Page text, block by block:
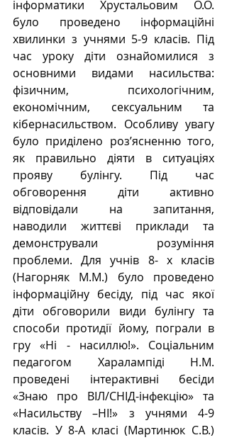
інформатики Хрустальовим О.О.
було проведено інформаційні
хвилинки з учнями 5-9 класів. Під
час уроку діти ознайомилися з
основними видами насильства:
фізичним, психологічним,
економічним, сексуальним та
кібернасильством. Особливу увагу
було приділено роз’ясненню того,
як правильно діяти в ситуаціях
прояву булінгу. Під час
обговорення діти активно
відповідали на запитання,
наводили життєві приклади та
демонстрували розуміння
проблеми. Для учнів 8- х класів
(Нагорняк М.М.) було проведено
інформаційну бесіду, під час якої
діти обговорили види булінгу та
способи протидії йому, пограли в
гру «Ні - насиллю!». Соціальним
педагогом Харалампіді Н.М.
проведені інтерактивні бесіди
«Знаю про ВІЛ/СНІД-інфекцію» та
«Насильству –НІ!» з учнями 4-9
класів. У 8-А класі (Мартинюк С.В.)